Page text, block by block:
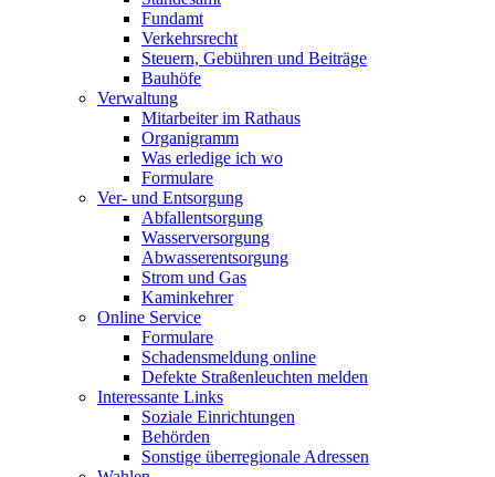
Fundamt
Verkehrsrecht
Steuern, Gebühren und Beiträge
Bauhöfe
Verwaltung
Mitarbeiter im Rathaus
Organigramm
Was erledige ich wo
Formulare
Ver- und Entsorgung
Abfallentsorgung
Wasserversorgung
Abwasserentsorgung
Strom und Gas
Kaminkehrer
Online Service
Formulare
Schadensmeldung online
Defekte Straßenleuchten melden
Interessante Links
Soziale Einrichtungen
Behörden
Sonstige überregionale Adressen